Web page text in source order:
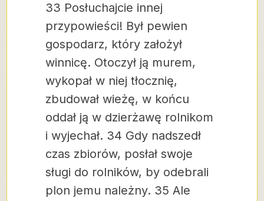
33 Posłuchajcie innej
przypowieści! Był pewien
gospodarz, który założył
winnicę. Otoczył ją murem,
wykopał w niej tłocznię,
zbudował wieżę, w końcu
oddał ją w dzierżawę rolnikom
i wyjechał. 34 Gdy nadszedł
czas zbiorów, posłał swoje
sługi do rolników, by odebrali
plon jemu należny. 35 Ale